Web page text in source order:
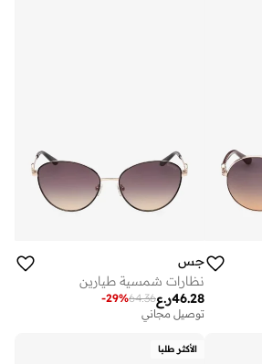
جس
نظارات شمسية طيارين
ر.ع46.28
64.36
-29%
توصيل مجاني
الأكثر طلبا